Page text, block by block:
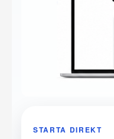
STARTA DIREKT